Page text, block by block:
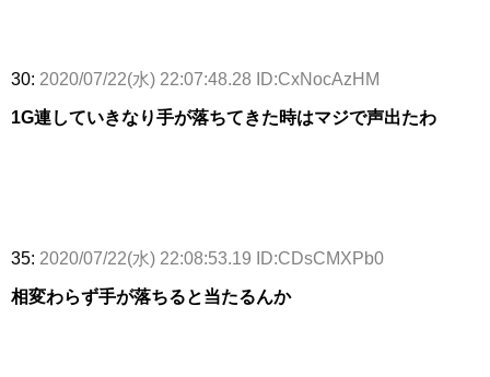
30: 2020/07/22(水) 22:07:48.28 ID:CxNocAzHM
1G連していきなり手が落ちてきた時はマジで声出たわ
35: 2020/07/22(水) 22:08:53.19 ID:CDsCMXPb0
相変わらず手が落ちると当たるんか